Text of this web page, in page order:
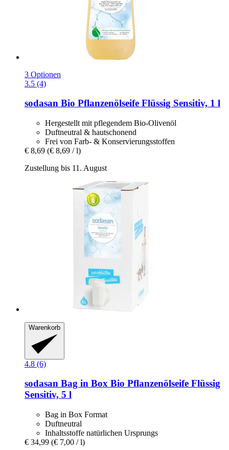
3 Optionen
3.5 (4)
sodasan Bio Pflanzenölseife Flüssig Sensitiv, 1 l
Hergestellt mit pflegendem Bio-Olivenöl
Duftneutral & hautschonend
Frei von Farb- & Konservierungsstoffen
€ 8,69 (€ 8,69 / l)
Zustellung bis 11. August
Warenkorb
4.8 (6)
sodasan Bag in Box Bio Pflanzenölseife Flüssig
Sensitiv, 5 l
Bag in Box Format
Duftneutral
Inhaltsstoffe natürlichen Ursprungs
€ 34,99 (€ 7,00 / l)